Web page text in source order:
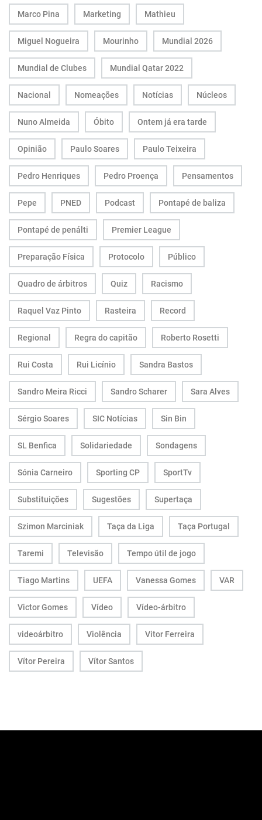
Marco Pina Marketing Mathieu
Miguel Nogueira Mourinho Mundial 2026
Mundial de Clubes Mundial Qatar 2022
Nacional Nomeações Notícias Núcleos
Nuno Almeida Óbito Ontem já era tarde
Opinião Paulo Soares Paulo Teixeira
Pedro Henriques Pedro Proença Pensamentos
Pepe PNED Podcast Pontapé de baliza
Pontapé de penálti Premier League
Preparação Física Protocolo Público
Quadro de árbitros Quiz Racismo
Raquel Vaz Pinto Rasteira Record
Regional Regra do capitão Roberto Rosetti
Rui Costa Rui Licínio Sandra Bastos
Sandro Meira Ricci Sandro Scharer Sara Alves
Sérgio Soares SIC Notícias Sin Bin
SL Benfica Solidariedade Sondagens
Sónia Carneiro Sporting CP SportTv
Substituições Sugestões Supertaça
Szimon Marciniak Taça da Liga Taça Portugal
Taremi Televisão Tempo útil de jogo
Tiago Martins UEFA Vanessa Gomes VAR
Victor Gomes Vídeo Vídeo-árbitro
videoárbitro Violência Vitor Ferreira
Vítor Pereira Vítor Santos